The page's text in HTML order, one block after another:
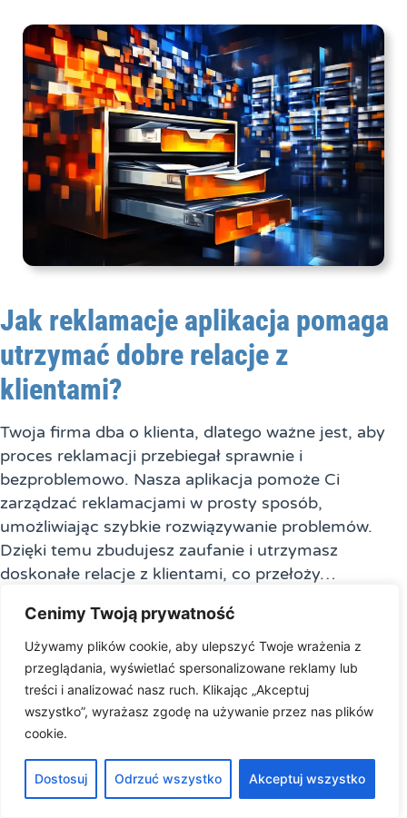
Cenimy Twoją prywatność
Używamy plików cookie, aby ulepszyć Twoje wrażenia z
przeglądania, wyświetlać spersonalizowane reklamy lub
treści i analizować nasz ruch. Klikając „Akceptuj
wszystko”, wyrażasz zgodę na używanie przez nas plików
cookie.
Dostosuj Odrzuć wszystko Akceptuj wszystko
Jak reklamacje aplikacja pomaga
utrzymać dobre relacje z
klientami?
Twoja firma dba o klienta, dlatego ważne jest, aby
proces reklamacji przebiegał sprawnie i
bezproblemowo. Nasza aplikacja pomoże Ci
zarządzać reklamacjami w prosty sposób,
umożliwiając szybkie rozwiązywanie problemów.
Dzięki temu zbudujesz zaufanie i utrzymasz
doskonałe relacje z klientami, co przełoży…